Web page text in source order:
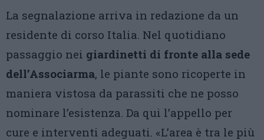
La segnalazione arriva in redazione da un
residente di corso Italia. Nel quotidiano
passaggio nei giardinetti di fronte alla sede
dell’Associarma, le piante sono ricoperte in
maniera vistosa da parassiti che ne posso
nominare l’esistenza. Da qui l’appello per
cure e interventi adeguati. «L’area è tra le più